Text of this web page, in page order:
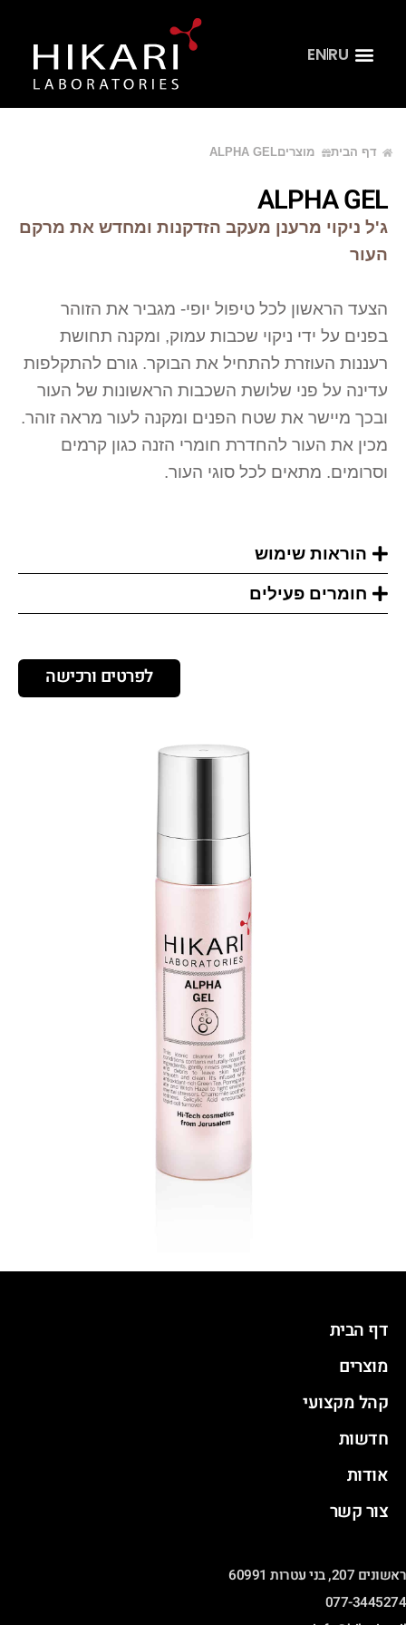
RU
EN
דף הבית מוצריםALPHA GEL
ALPHA GEL
ג'ל ניקוי מרענן מעקב הזדקנות ומחדש את מרקם
העור
הצעד הראשון לכל טיפול יופי- מגביר את הזוהר
בפנים על ידי ניקוי שכבות עמוק, ומקנה תחושת
רעננות העוזרת להתחיל את הבוקר. גורם להתקלפות
עדינה על פני שלושת השכבות הראשונות של העור
ובכך מיישר את שטח הפנים ומקנה לעור מראה זוהר.
מכין את העור להחדרת חומרי הזנה כגון קרמים
וסרומים. מתאים לכל סוגי העור.
הוראות שימוש
חומרים פעילים
לפרטים ורכישה
דף הבית
מוצרים
קהל מקצועי
חדשות
אודות
צור קשר
ראשונים 207, בני עטרות 60991
077-3445274